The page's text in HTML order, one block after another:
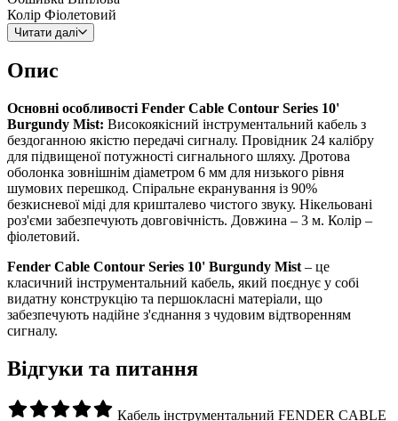
Колір Фіолетовий
Читати далі
Опис
Основні особливості Fender Cable Contour Series 10'
Burgundy Mist: Високоякісний інструментальний кабель з
бездоганною якістю передачі сигналу. Провідник 24 калібру
для підвищеної потужності сигнального шляху. Дротова
оболонка зовнішнім діаметром 6 мм для низького рівня
шумових перешкод. Спіральне екранування із 90%
безкисневої міді для кришталево чистого звуку. Нікельовані
роз'єми забезпечують довговічність. Довжина – 3 м. Колір –
фіолетовий.
Fender Cable Contour Series 10' Burgundy Mist – це
класичний інструментальний кабель, який поєднує у собі
видатну конструкцію та першокласні матеріали, що
забезпечують надійне з'єднання з чудовим відтворенням
сигналу.
Відгуки та питання
Кабель інструментальний FENDER CABLE